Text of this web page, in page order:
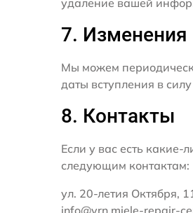
удаление вашей
7. Изменения
Мы можем
даты вступления в
8. Контакты
Если у вас есть
следующим контактам:
ул. 20-летия Октября,
info@vrn.miele-repair-